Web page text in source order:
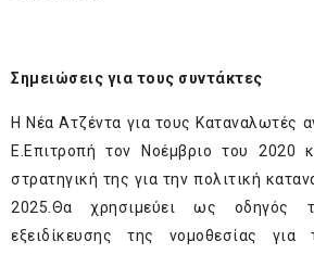
Σημειώσεις για τους συντάκτες
Η Νέα Ατζέντα για τους Καταναλωτές
Ε.Επιτροπή τον Νοέμβριο του 2020
στρατηγική της για την πολιτική
2025.Θα χρησιμεύει ως οδηγός
εξειδίκευσης της νομοθεσίας